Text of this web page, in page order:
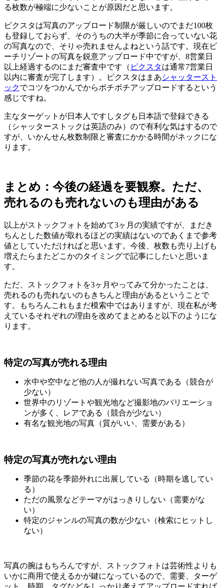
る枚数が極端に少ないことが原因だと思います。
ピクスタは写真のアップロード制限が厳しいのでまだ100枚
も登録しておらず、そのうちの大半が季節に合っていない花
の写真なので、そりゃ売れませんよねという話です。現在ビ
ーチリゾートの写真を鋭意アップロード中ですが、8営業日
以上経過するのにまだ審査中です（ ピクスタは通常7営業日
以内に審査が完了します）。ピクスタはまあシャッタースト
ックでコツをつかんでからボチボチアップロードするという
感じですね。
主なターゲットが日本人ですしタグも日本語で登録できる
（シャッターストックは英語のみ）ので有利な気はするので
すが、いかんせん枚数制限と審査にかかる時間がネックにな
ります。
まとめ：今後の経過を要観察。ただ、
売れるのも売れないのも理由がある
以上がストックフォトを始めて3ヶ月の実績ですが、まだき
ちんとした数値が取れるほどの実績はないのであくまで参考
値としていただければと思います。今後、枚数も売り上げも
増えたらまたどこかのタイミングで記事にしたいと思いま
す。
ただ、ストックフォトを3ヶ月やってみて分かったことは、
売れるのも売れないのもきちんと理由があるということで
す。もちろんこれもまだ模索中ではありますが、現在私が考
えているそれぞれの理由を改めてまとめると以下のようにな
ります。
特定の写真が売れる理由
水中や空中など他の人が撮れない写真である（競合が
少ない）
世界中のリゾートや観光地など撮影地のバリエーショ
ンが多く、レアである（競合が少ない）
有名な観光地の写真（質がいい、需要がある）
特定の写真が売れない理由
季節の花を季節外れに出展している（時期を逃してい
る）
ただの風景などテーマがはっきりしない（需要がな
い）
特定のジャンルの写真の数が少ない（検索にヒットし
ない）
写真の腕はもちろんですが、ストックフォトは芸術性よりも
いかに商用で使えるかが鍵になっているので、需要、ターゲ